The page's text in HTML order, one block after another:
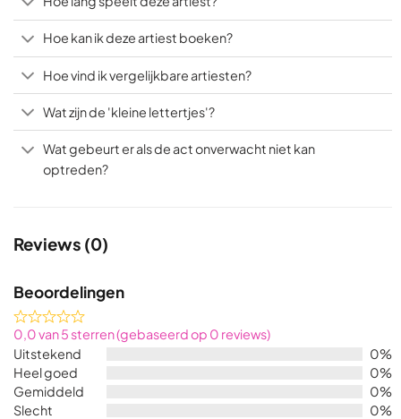
Hoe kan ik deze artiest boeken?
Hoe vind ik vergelijkbare artiesten?
Wat zijn de 'kleine lettertjes'?
Wat gebeurt er als de act onverwacht niet kan
optreden?
Reviews (0)
Beoordelingen
Rated
0,0
of
5
0,0 van 5 sterren (gebaseerd op 0 reviews)
Uitstekend
0%
Heel goed
0%
Gemiddeld
0%
Slecht
0%